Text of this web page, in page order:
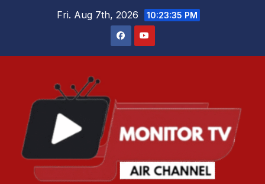
Fri. Aug 7th, 2026 10:23:35 PM